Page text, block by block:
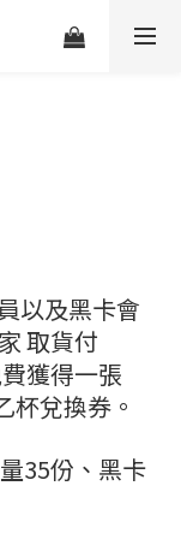
以及黑卡會
取貨付
獲得一張
杯兌換券。
35份、黑卡